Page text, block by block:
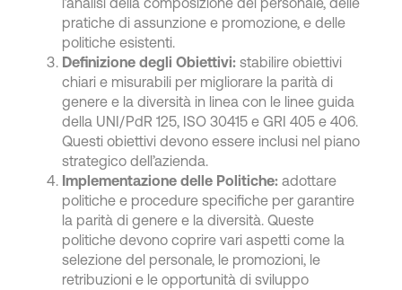
pratiche di assunzione e promozione, e delle
politiche esistenti.
Definizione degli Obiettivi: stabilire obiettivi
chiari e misurabili per migliorare la parità di
genere e la diversità in linea con le linee guida
della UNI/PdR 125, ISO 30415 e GRI 405 e 406.
Questi obiettivi devono essere inclusi nel piano
strategico dell’azienda.
Implementazione delle Politiche: adottare
politiche e procedure specifiche per garantire
la parità di genere e la diversità. Queste
politiche devono coprire vari aspetti come la
selezione del personale, le promozioni, le
retribuzioni e le opportunità di sviluppo